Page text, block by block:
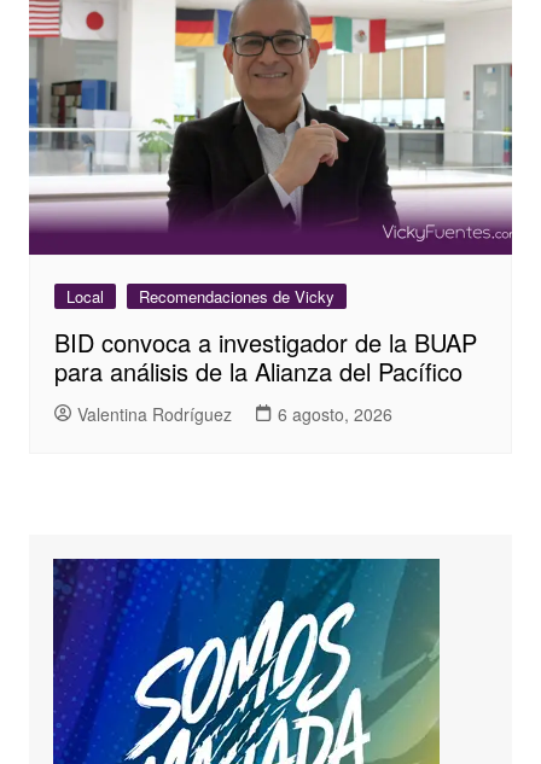
Local Recomendaciones de Vicky
BID convoca a investigador de la BUAP
para análisis de la Alianza del Pacífico
Valentina Rodríguez 6 agosto, 2026